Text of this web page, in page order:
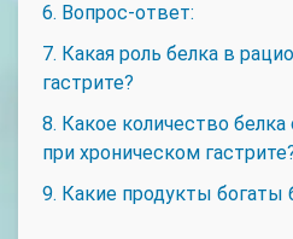
6. Вопрос-ответ:
7. Какая роль белка в
гастрите?
8. Какое количество белка
при хроническом
9. Какие продукты богаты